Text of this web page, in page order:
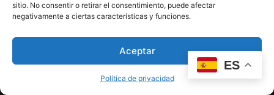
sitio. No consentir o retirar el consentimiento, puede afectar
negativamente a ciertas características y funciones.
Aceptar
Política de privacidad
ES